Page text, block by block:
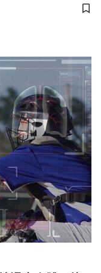
儲